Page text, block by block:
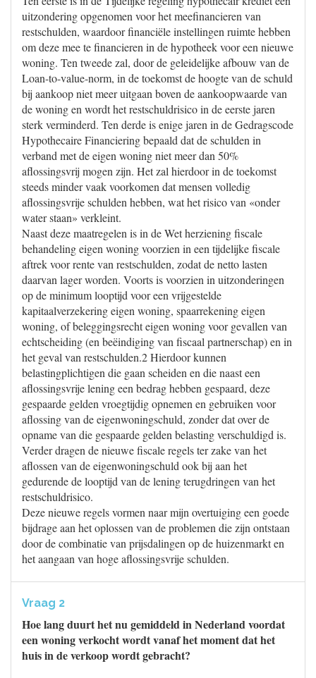
uitzondering opgenomen voor het meefinancieren van
restschulden, waardoor financiële instellingen ruimte hebben
om deze mee te financieren in de hypotheek voor een nieuwe
woning. Ten tweede zal, door de geleidelijke afbouw van de
Loan-to-value-norm, in de toekomst de hoogte van de schuld
bij aankoop niet meer uitgaan boven de aankoopwaarde van
de woning en wordt het restschuldrisico in de eerste jaren
sterk verminderd. Ten derde is enige jaren in de Gedragscode
Hypothecaire Financiering bepaald dat de schulden in
verband met de eigen woning niet meer dan 50%
aflossingsvrij mogen zijn. Het zal hierdoor in de toekomst
steeds minder vaak voorkomen dat mensen volledig
aflossingsvrije schulden hebben, wat het risico van «onder
water staan» verkleint.
Naast deze maatregelen is in de Wet herziening fiscale
behandeling eigen woning voorzien in een tijdelijke fiscale
aftrek voor rente van restschulden, zodat de netto lasten
daarvan lager worden. Voorts is voorzien in uitzonderingen
op de minimum looptijd voor een vrijgestelde
kapitaalverzekering eigen woning, spaarrekening eigen
woning, of beleggingsrecht eigen woning voor gevallen van
echtscheiding (en beëindiging van fiscaal partnerschap) en in
het geval van restschulden.2 Hierdoor kunnen
belastingplichtigen die gaan scheiden en die naast een
aflossingsvrije lening een bedrag hebben gespaard, deze
gespaarde gelden vroegtijdig opnemen en gebruiken voor
aflossing van de eigenwoningschuld, zonder dat over de
opname van die gespaarde gelden belasting verschuldigd is.
Verder dragen de nieuwe fiscale regels ter zake van het
aflossen van de eigenwoningschuld ook bij aan het
gedurende de looptijd van de lening terugdringen van het
restschuldrisico.
Deze nieuwe regels vormen naar mijn overtuiging een goede
bijdrage aan het oplossen van de problemen die zijn ontstaan
door de combinatie van prijsdalingen op de huizenmarkt en
het aangaan van hoge aflossingsvrije schulden.
Vraag 2
Hoe lang duurt het nu gemiddeld in Nederland voordat
een woning verkocht wordt vanaf het moment dat het
huis in de verkoop wordt gebracht?